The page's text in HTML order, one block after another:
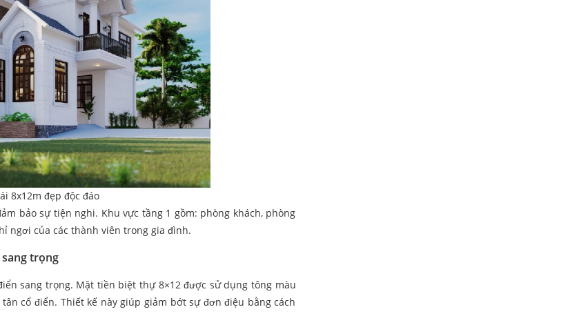
8x12m đẹp độc đáo
bảo sự tiện nghi. Khu vực tầng 1 gồm: phòng khách, phòng
ngơi của các thành viên trong gia đình.
trọng
sang trọng. Mặt tiền biệt thự 8×12 được sử dụng tông màu
cổ điển. Thiết kế này giúp giảm bớt sự đơn điệu bằng cách